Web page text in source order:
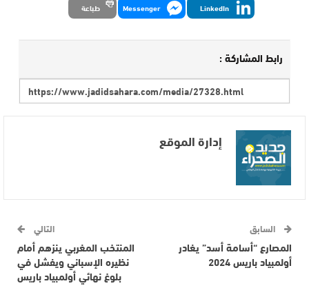
LinkedIn
Messenger طباعة
رابط المشاركة :
إدارة الموقع
السابق
المصارع “أسامة أسد” يغادر
أولمبياد باريس 2024
التالي
المنتخب المغربي ينزهم أمام
نظيره الإسباني ويفشل في
بلوغ نهائي أولمبياد باريس